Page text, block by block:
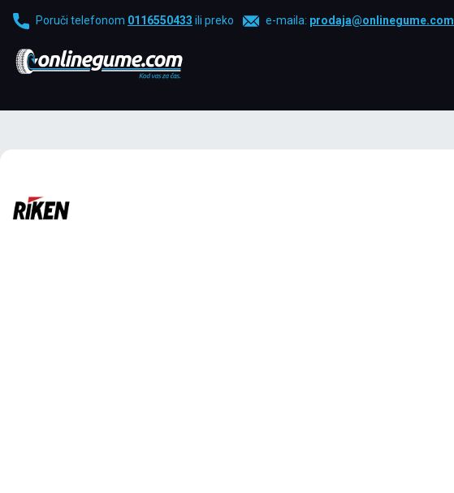
Poruči telefonom 0116550433 ili preko e-maila: prodaja@onlinegume.com